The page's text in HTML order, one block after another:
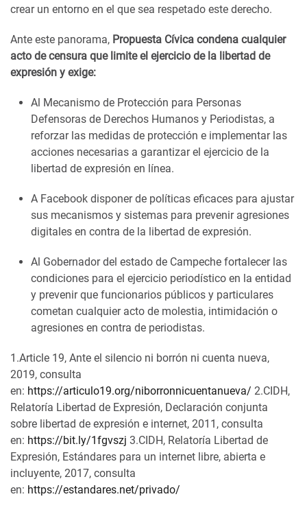
crear un entorno en el que sea respetado este derecho.
Ante este panorama, Propuesta Cívica condena cualquier
acto de censura que limite el ejercicio de la libertad de
expresión y exige:
Al Mecanismo de Protección para Personas
Defensoras de Derechos Humanos y Periodistas, a
reforzar las medidas de protección e implementar las
acciones necesarias a garantizar el ejercicio de la
libertad de expresión en línea.
A Facebook disponer de políticas eficaces para ajustar
sus mecanismos y sistemas para prevenir agresiones
digitales en contra de la libertad de expresión.
Al Gobernador del estado de Campeche fortalecer las
condiciones para el ejercicio periodístico en la entidad
y prevenir que funcionarios públicos y particulares
cometan cualquier acto de molestia, intimidación o
agresiones en contra de periodistas.
1.Article 19, Ante el silencio ni borrón ni cuenta nueva,
2019, consulta
en: https://articulo19.org/niborronnicuentanueva/ 2.CIDH,
Relatoría Libertad de Expresión, Declaración conjunta
sobre libertad de expresión e internet, 2011, consulta
en: https://bit.ly/1fgvszj 3.CIDH, Relatoría Libertad de
Expresión, Estándares para un internet libre, abierta e
incluyente, 2017, consulta
en: https://estandares.net/privado/